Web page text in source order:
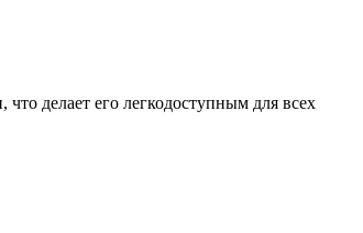
делает его легкодоступным для всех